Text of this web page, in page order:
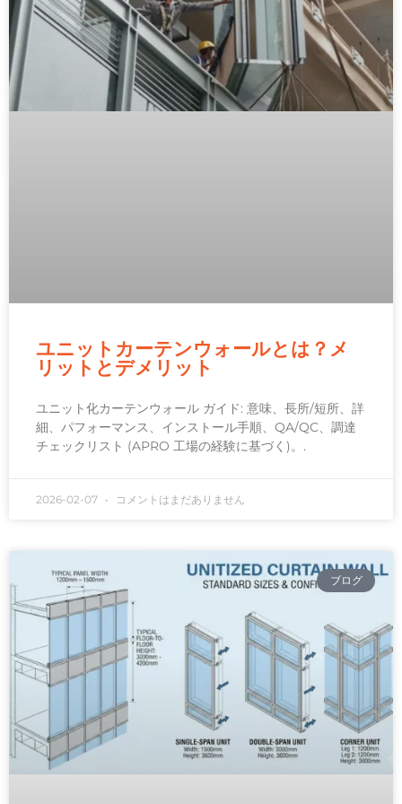
ユニットカーテンウォールとは？メ
リットとデメリット
ユニット化カーテンウォール ガイド: 意味、長所/短所、詳
細、パフォーマンス、インストール手順、QA/QC、調達
チェックリスト (APRO 工場の経験に基づく)。.
2026-02-07 コメントはまだありません
ブログ